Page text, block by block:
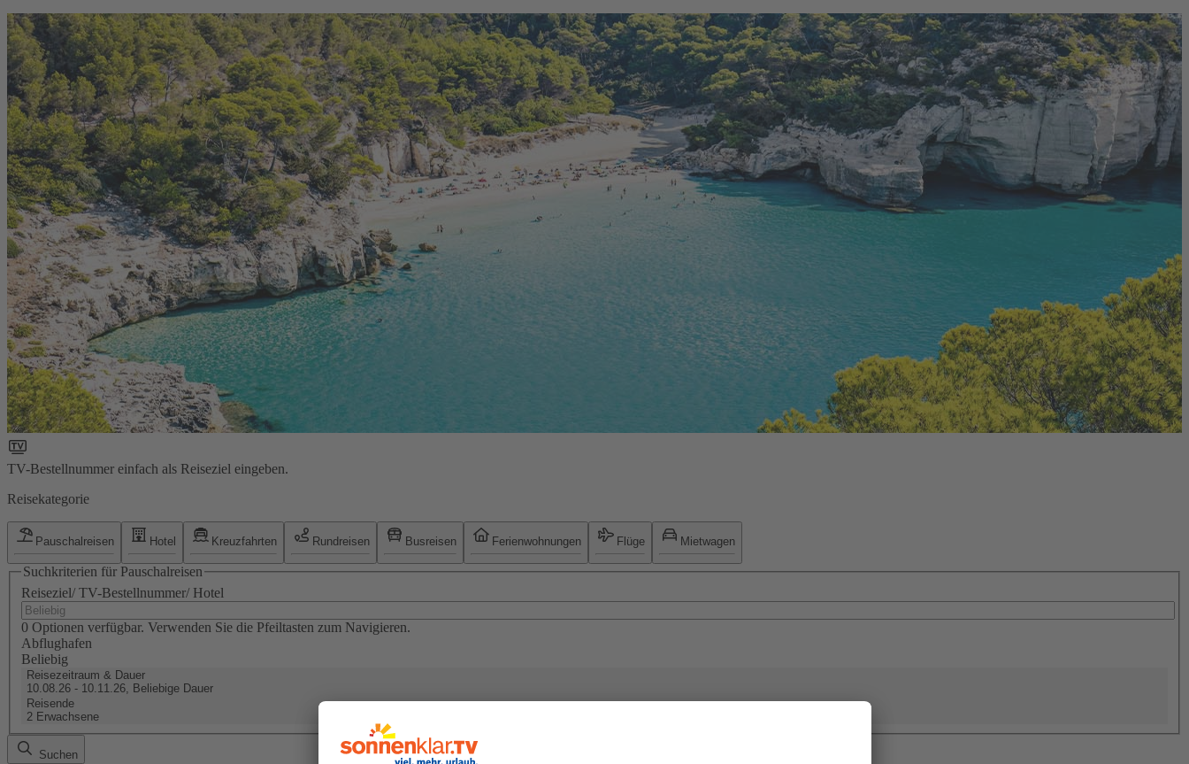
TV-Bestellnummer einfach als Reiseziel eingeben.
Reisekategorie
Pauschalreisen Hotel Kreuzfahrten Rundreisen Busreisen Ferienwohnungen Flüge Mietwagen
Suchkriterien für Pauschalreisen
Reiseziel/ TV-Bestellnummer/ Hotel
0 Optionen verfügbar. Verwenden Sie die Pfeiltasten zum Navigieren.
Abflughafen
Beliebig
Reisezeitraum & Dauer
10.08.26 - 10.11.26, Beliebige Dauer
Reisende
2 Erwachsene
Suchen